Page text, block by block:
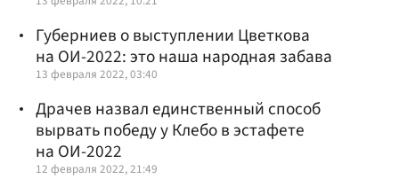
Губерниев о выступлении Цветкова
на ОИ-2022: это наша народная забава
13 февраля 2022, 03:40
Драчев назвал единственный способ
вырвать победу у Клебо в эстафете
на ОИ-2022
12 февраля 2022, 21:49